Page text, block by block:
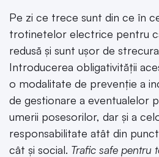
Pe zi ce trece sunt din ce în
trotinetelor electrice pentru
redusă și sunt ușor de
Introducerea obligativității
o modalitate de prevenție a
de gestionare a eventualelor
umerii posesorilor, dar și a
responsabilitate atât din
cât și social. Trafic safe pentru